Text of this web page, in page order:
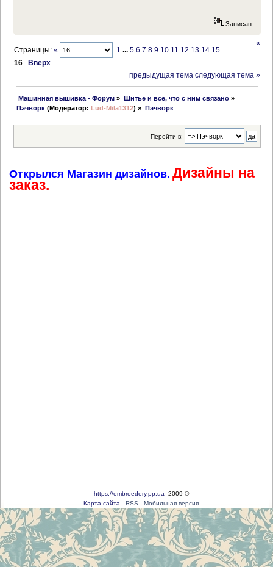
Записан
Страницы:« 1 ...5 6 7 8 9 10 11 12 13 14 15
16
Вверх
«
предыдущая тема следующая тема »
Машинная вышивка - Форум » Шитье и все, что с ним связано»
Пэчворк (Модератор: Lud-Mila1312) » Пэчворк
Перейти в:
Открылся Магазин дизайнов. Дизайны на
заказ.
https://embroedery.pp.ua 2009 ©
Карта сайта
RSS Мобильная версия